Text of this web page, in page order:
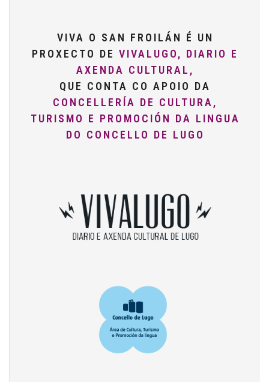
VIVA O SAN FROILÁN É UN
PROXECTO DE VIVALUGO, DIARIO E
AXENDA CULTURAL,
QUE CONTA CO APOIO DA
CONCELLERÍA DE CULTURA,
TURISMO E PROMOCIÓN DA LINGUA
DO CONCELLO DE LUGO